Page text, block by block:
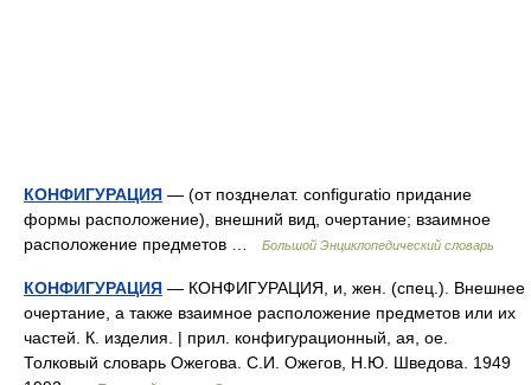
КОНФИГУРАЦИЯ — (от позднелат. configuratio придание
формы расположение), внешний вид, очертание; взаимное
расположение предметов …
Большой Энциклопедический словарь
КОНФИГУРАЦИЯ — КОНФИГУРАЦИЯ, и, жен. (спец.). Внешнее
очертание, а также взаимное расположение предметов или их
частей. К. изделия. | прил. конфигурационный, ая, ое.
Толковый словарь Ожегова. С.И. Ожегов, Н.Ю. Шведова. 1949